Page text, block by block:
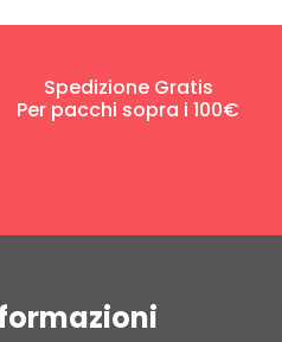
Spedizione Gratis
Per pacchi sopra i 100€